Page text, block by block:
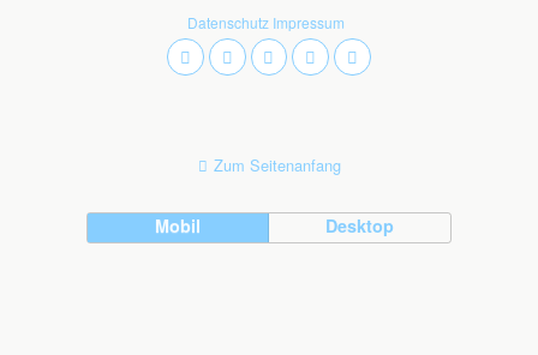
Datenschutz Impressum
Zum Seitenanfang
Mobil Desktop